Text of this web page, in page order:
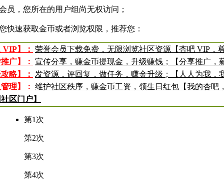
员，您所在的用户组尚无权访问；
快速获取金币或者浏览权限，推荐您：
VIP】： 荣誉会员下载免费，无限浏览社区资源【杏吧 VIP，
广】： 宣传分享，赚金币提现金，升级赚钱；【分享推广，
略】：
发资源，评回复，做任务，赚金升级；【人人为我，
理】： 维护社区秩序，赚金币工资，领生日红包【我的杏吧
区门户】
第1次
第2次
第3次
第4次